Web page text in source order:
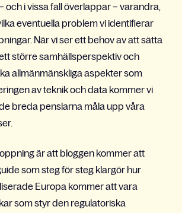
och i vissa fall överlappar – varandra,
eventuella problem vi identifierar
När vi ser ett behov av att sätta
större samhällsperspektiv och
allmänmänskliga aspekter som
av teknik och data kommer vi
breda penslarna måla upp våra
är att bloggen kommer att
som steg för steg klargör hur
Europa kommer att vara
som styr den regulatoriska